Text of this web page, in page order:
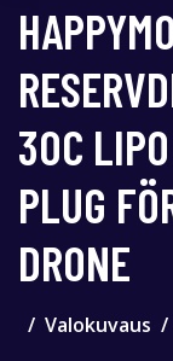
30C
PLUG
DRONE
Valokuvaus